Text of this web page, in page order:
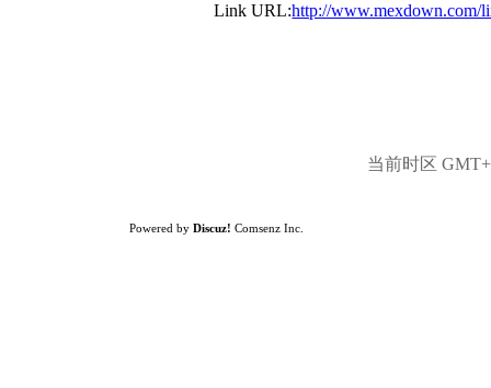
Link URL:http://www.mexdown.com/
当前时区
Powered by Discuz! Comsenz Inc.